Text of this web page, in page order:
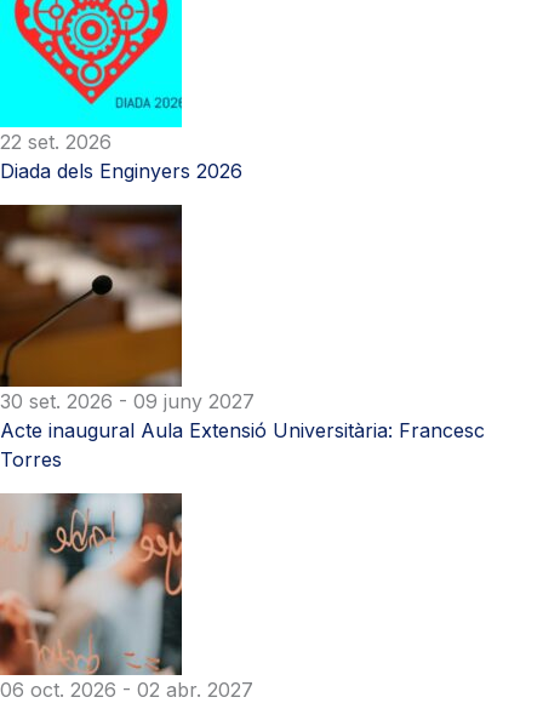
22 set. 2026
Diada dels Enginyers 2026
30 set. 2026 - 09 juny 2027
Acte inaugural Aula Extensió Universitària: Francesc
Torres
06 oct. 2026 - 02 abr. 2027